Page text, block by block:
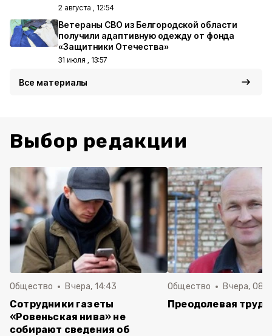
2 августа , 12:54
Ветераны СВО из Белгородской области
получили адаптивную одежду от фонда
«Защитники Отечества»
31 июля , 13:57
Все материалы
Выбор редакции
Общество Вчера, 14:43
Сотрудники газеты
«Ровеньская нива» не
собирают сведения об
Общество Вчера,
Преодолевая